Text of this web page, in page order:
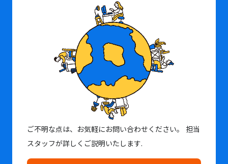
ご不明な点は、お気軽にお問い合わせください。
担当
スタッフが詳しくご説明いたします.